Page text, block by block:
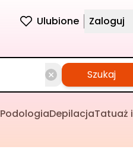
Ulubione Zaloguj
Szukaj
PodologiaDepilacjaTatuaż